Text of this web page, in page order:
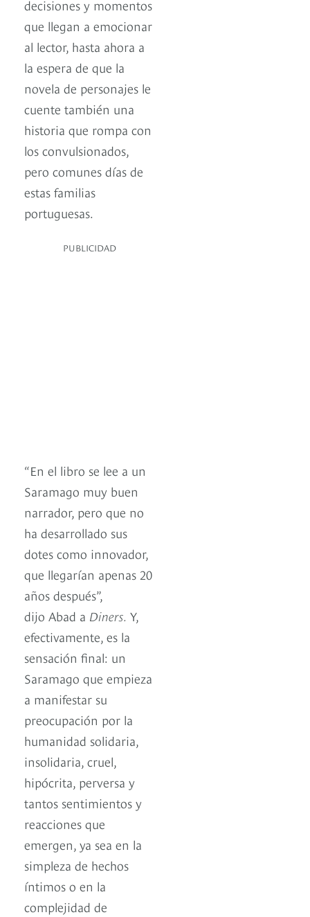
decisiones y momentos
que llegan a emocionar
al lector, hasta ahora a
la espera de que la
novela de personajes le
cuente también una
historia que rompa con
los convulsionados,
pero comunes días de
estas familias
portuguesas.
PUBLICIDAD
“En el libro se lee a un
Saramago muy buen
narrador, pero que no
ha desarrollado sus
dotes como innovador,
que llegarían apenas 20
años después”,
dijo Abad a Diners. Y,
efectivamente, es la
sensación final: un
Saramago que empieza
a manifestar su
preocupación por la
humanidad solidaria,
insolidaria, cruel,
hipócrita, perversa y
tantos sentimientos y
reacciones que
emergen, ya sea en la
simpleza de hechos
íntimos o en la
complejidad de